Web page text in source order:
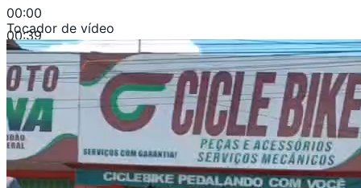
00:00
00:39
Tocador de vídeo